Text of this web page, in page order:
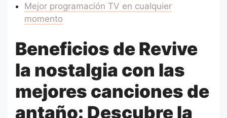
Mejor programación TV en cualquier
momento
Beneficios de Revive
la nostalgia con las
mejores canciones de
antaño: Descubre la